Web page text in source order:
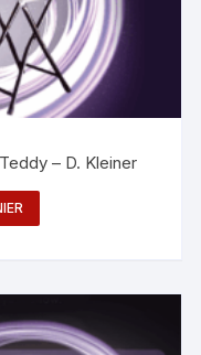
– D. Kleiner